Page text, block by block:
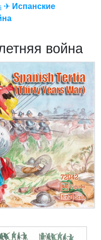
✈ Испанские
война